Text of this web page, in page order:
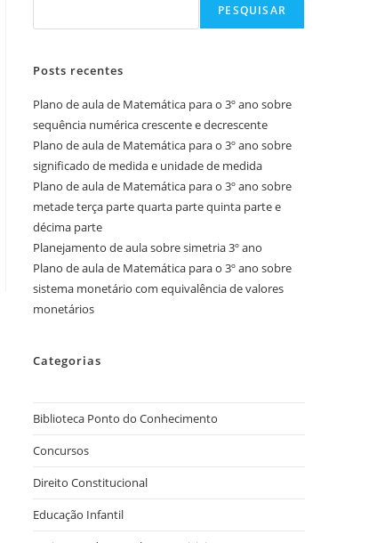
PESQUISAR
Posts recentes
Plano de aula de Matemática para o 3º ano sobre
sequência numérica crescente e decrescente
Plano de aula de Matemática para o 3º ano sobre
significado de medida e unidade de medida
Plano de aula de Matemática para o 3º ano sobre
metade terça parte quarta parte quinta parte e
décima parte
Planejamento de aula sobre simetria 3º ano
Plano de aula de Matemática para o 3º ano sobre
sistema monetário com equivalência de valores
monetários
Categorias
Biblioteca Ponto do Conhecimento
Concursos
Direito Constitucional
Educação Infantil